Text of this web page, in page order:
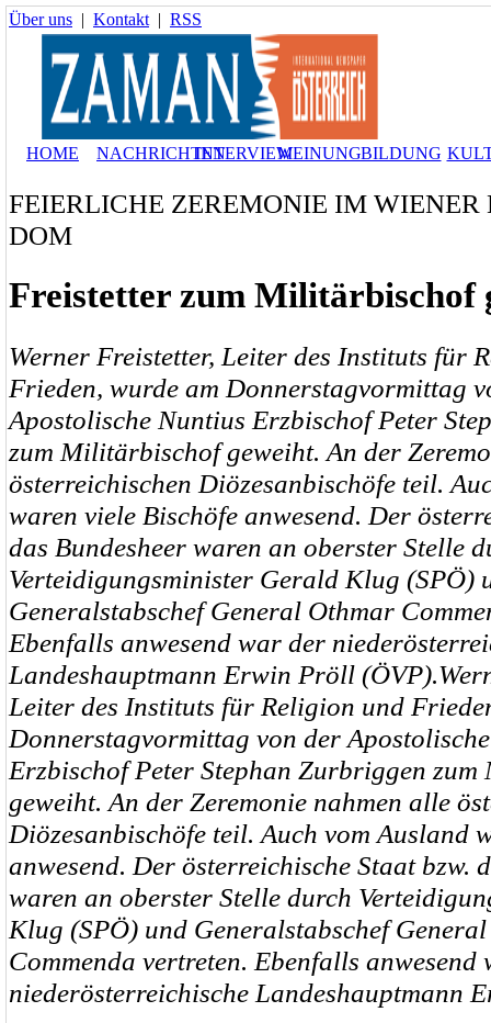
Über uns | Kontakt | RSS
HOME NACHRICHTENINTERVIEWMEINUNGBILDUNG
FEIERLICHE ZEREMONIE IM WIENER
DOM
Freistetter zum Militärbischof
Werner Freistetter, Leiter des Instituts für
Frieden, wurde am Donnerstagvormittag
Apostolische Nuntius Erzbischof Peter
zum Militärbischof geweiht. An der
österreichischen Diözesanbischöfe teil.
waren viele Bischöfe anwesend. Der
das Bundesheer waren an oberster Stelle
Verteidigungsminister Gerald Klug (SPÖ)
Generalstabschef General Othmar
Ebenfalls anwesend war der
Landeshauptmann Erwin Pröll
Leiter des Instituts für Religion und
Donnerstagvormittag von der
Erzbischof Peter Stephan Zurbriggen
geweiht. An der Zeremonie nahmen alle
Diözesanbischöfe teil. Auch vom Ausland
anwesend. Der österreichische Staat bzw.
waren an oberster Stelle durch
Klug (SPÖ) und Generalstabschef
Commenda vertreten. Ebenfalls anwesend
niederösterreichische Landeshauptmann